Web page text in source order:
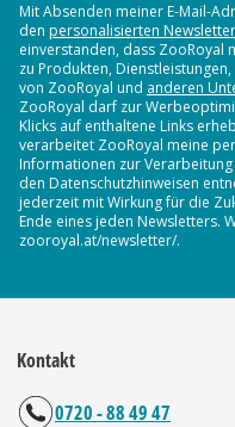
Mit Absenden meiner E-Mail-
den personalisierten Newsletter
einverstanden, dass ZooRoyal
zu Produkten,
von ZooRoyal und anderen
ZooRoyal darf zur
Klicks auf enthaltene Links
verarbeitet ZooRoyal meine
Informationen zur
den Datenschutzhinweisen
jederzeit mit Wirkung für die
Ende eines jeden Newsletters.
zooroyal.at/newsletter/.
Kontakt
0720 - 88 49 47